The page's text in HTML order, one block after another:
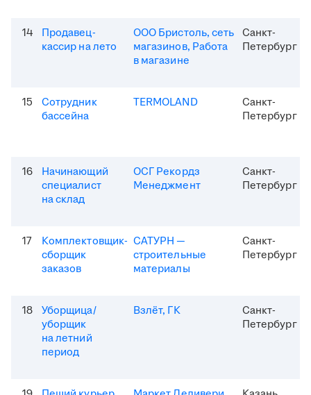
14
Продавец-
кассир на лето
ООО Бристоль, сеть
магазинов, Работа
в магазине
Санкт-
Петербург
15
Сотрудник
бассейна
TERMOLAND
Санкт-
Петербург
16
Начинающий
специалист
на склад
ОСГ Рекордз
Менеджмент
Санкт-
Петербург
17
Комплектовщик-
сборщик
заказов
САТУРН —
строительные
материалы
Санкт-
Петербург
18
Уборщица/
уборщик
на летний
период
Взлёт, ГК
Санкт-
Петербург